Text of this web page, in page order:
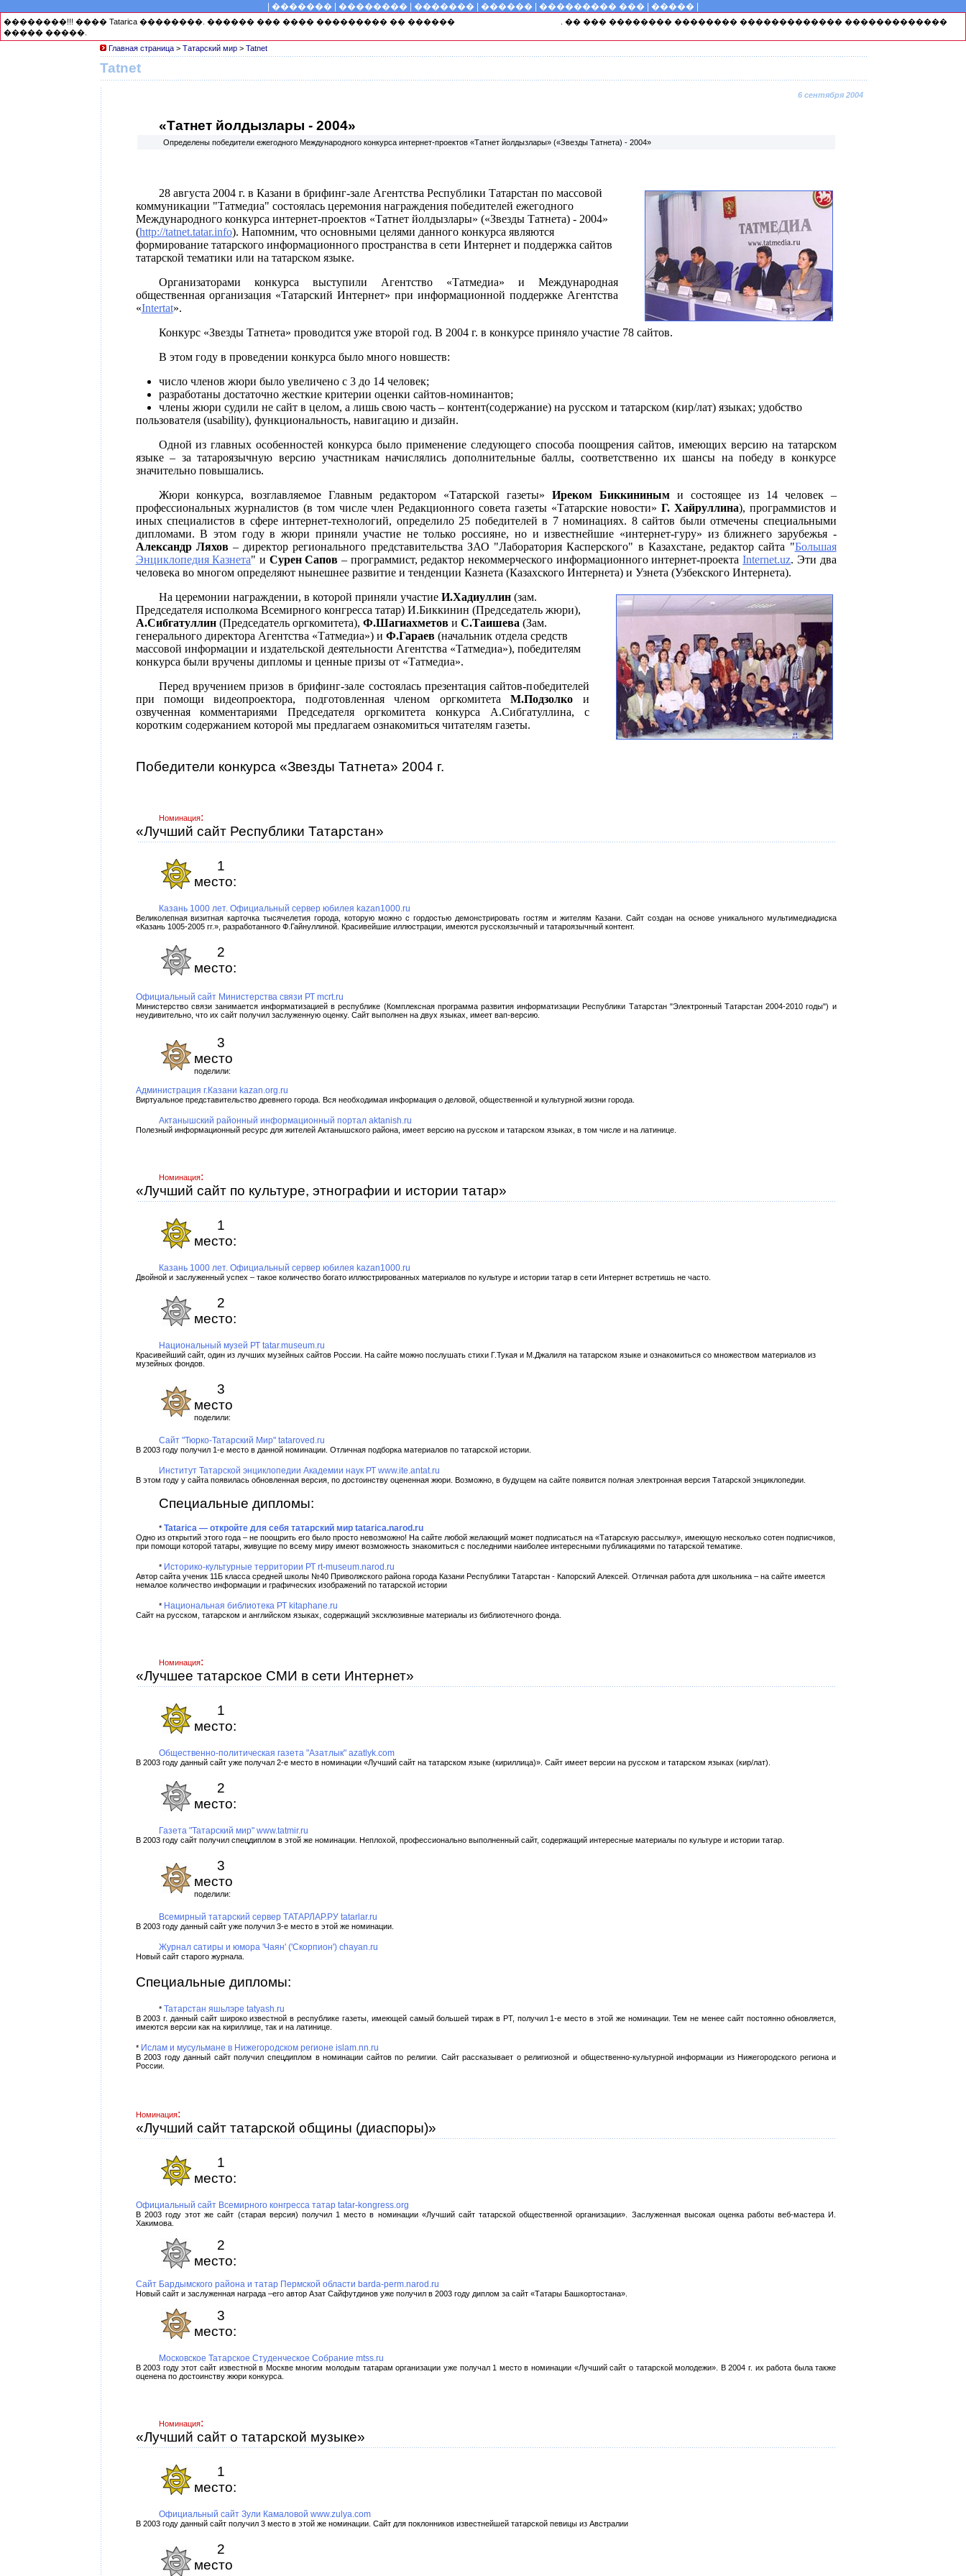
������� �������� ������� ������ ��������� ��� �����
��������!!! ���� Tatarica ��������. ������ ��� ���� ��������� �� ������
. �� ��� �������� �������� ������������� �������������
����� �����.
Главная страница > Татарский мир> Tatnet
Tatnet
6 сентября 2004
«Татнет йолдызлары - 2004»
Определены победители ежегодного Международного конкурса интернет-проектов «Татнет йолдызлары» («Звезды Татнета) - 2004»
28 августа 2004 г. в Казани в брифинг-зале Агентства Республики Татарстан по массовой
коммуникации "Татмедиа" состоялась церемония награждения победителей ежегодного
Международного конкурса интернет-проектов «Татнет йолдызлары» («Звезды Татнета) - 2004»
(http://tatnet.tatar.info). Напомним, что основными целями данного конкурса являются
формирование татарского информационного пространства в сети Интернет и поддержка сайтов
татарской тематики или на татарском языке.
Организаторами конкурса выступили Агентство «Татмедиа» и Международная
общественная организация «Татарский Интернет» при информационной поддержке Агентства
«Intertat».
Конкурс «Звезды Татнета» проводится уже второй год. В 2004 г. в конкурсе приняло участие 78 сайтов.
В этом году в проведении конкурса было много новшеств:
число членов жюри было увеличено с 3 до 14 человек;
разработаны достаточно жесткие критерии оценки сайтов-номинантов;
члены жюри судили не сайт в целом, а лишь свою часть – контент(содержание) на русском и татарском (кир/лат) языках; удобство
пользователя (usability), функциональность, навигацию и дизайн.
Одной из главных особенностей конкурса было применение следующего способа поощрения сайтов, имеющих версию на татарском
языке – за татароязычную версию участникам начислялись дополнительные баллы, соответственно их шансы на победу в конкурсе
значительно повышались.
Жюри конкурса, возглавляемое Главным редактором «Татарской газеты» Иреком Биккиниными состоящее из 14 человек –
профессиональных журналистов (в том числе член Редакционного совета газеты «Татарские новости»Г. Хайруллина), программистов и
иных специалистов в сфере интернет-технологий, определило 25 победителей в 7 номинациях. 8 сайтов были отмечены специальными
дипломами. В этом году в жюри приняли участие не только россияне, но и известнейшие «интернет-гуру» из ближнего зарубежья -
Александр Ляхов– директор регионального представительства ЗАО "Лаборатория Касперского" в Казахстане, редактор сайта "Большая
Энциклопедия Казнета" и Сурен Сапов – программист, редактор некоммерческого информационного интернет-проектаInternet.uz. Эти два
человека во многом определяют нынешнее развитие и тенденции Казнета (Казахского Интернета) и Узнета (Узбекского Интернета).
На церемонии награждении, в которой приняли участие И.Хадиуллин(зам.
Председателя исполкома Всемирного конгресса татар) И.Биккинин (Председатель жюри),
А.Сибгатуллин(Председатель оргкомитета), Ф.Шагиахметови С.Таишева (Зам.
генерального директора Агентства «Татмедиа») и Ф.Гараев (начальник отдела средств
массовой информации и издательской деятельности Агентства «Татмедиа»), победителям
конкурса были вручены дипломы и ценные призы от «Татмедиа».
Перед вручением призов в брифинг-зале состоялась презентация сайтов-победителей
при помощи видеопроектора, подготовленная членом оргкомитетаМ.Подзолко и
озвученная комментариями Председателя оргкомитета конкурса А.Сибгатуллина, с
коротким содержанием которой мы предлагаем ознакомиться читателям газеты.
Победители конкурса «Звезды Татнета» 2004 г.
Номинация:
«Лучший сайт Республики Татарстан»
1
место:
Казань 1000 лет. Официальный сервер юбилея kazan1000.ru
Великолепная визитная карточка тысячелетия города, которую можно с гордостью демонстрировать гостям и жителям Казани. Сайт создан на основе уникального мультимедиадиска
«Казань 1005-2005 гг.», разработанного Ф.Гайнуллиной. Красивейшие иллюстрации, имеются русскоязычный и татароязычный контент.
2
место:
Официальный сайт Министерства связи РТ mcrt.ru
Министерство связи занимается информатизацией в республике (Комплексная программа развития информатизации Республики Татарстан "Электронный Татарстан 2004-2010 годы") и
неудивительно, что их сайт получил заслуженную оценку. Сайт выполнен на двух языках, имеет вап-версию.
3
место
поделили:
Администрация г.Казани kazan.org.ru
Виртуальное представительство древнего города. Вся необходимая информация о деловой, общественной и культурной жизни города.
Актанышский районный информационный портал aktanish.ru
Полезный информационный ресурс для жителей Актанышского района, имеет версию на русском и татарском языках, в том числе и на латинице.
Номинация:
«Лучший сайт по культуре, этнографии и истории татар»
1
место:
Казань 1000 лет. Официальный сервер юбилея kazan1000.ru
Двойной и заслуженный успех – такое количество богато иллюстрированных материалов по культуре и истории татар в сети Интернет встретишь не часто.
2
место:
Национальный музей РТ tatar.museum.ru
Красивейший сайт, один из лучших музейных сайтов России. На сайте можно послушать стихи Г.Тукая и М.Джалиля на татарском языке и ознакомиться со множеством материалов из
музейных фондов.
3
место
поделили:
Сайт "Тюрко-Татарский Мир" tataroved.ru
В 2003 году получил 1-е место в данной номинации. Отличная подборка материалов по татарской истории.
Институт Татарской энциклопедии Академии наук РТ www.ite.antat.ru
В этом году у сайта появилась обновленная версия, по достоинству оцененная жюри. Возможно, в будущем на сайте появится полная электронная версия Татарской энциклопедии.
Специальные дипломы:
* Tatarica — откройте для себя татарский мир tatarica.narod.ru
Одно из открытий этого года – не поощрить его было просто невозможно! На сайте любой желающий может подписаться на «Татарскую рассылку», имеющую несколько сотен подписчиков,
при помощи которой татары, живущие по всему миру имеют возможность знакомиться с последними наиболее интересными публикациями по татарской тематике.
* Историко-культурные территории РТ rt-museum.narod.ru
Автор сайта ученик 11Б класса средней школы №40 Приволжского района города Казани Республики Татарстан - Капорский Алексей. Отличная работа для школьника – на сайте имеется
немалое количество информации и графических изображений по татарской истории
* Национальная библиотека РТ kitaphane.ru
Сайт на русском, татарском и английском языках, содержащий эксклюзивные материалы из библиотечного фонда.
Номинация:
«Лучшее татарское СМИ в сети Интернет»
1
место:
Общественно-политическая газета "Азатлык" azatlyk.com
В 2003 году данный сайт уже получал 2-е место в номинации «Лучший сайт на татарском языке (кириллица)». Сайт имеет версии на русском и татарском языках (кир/лат).
2
место:
Газета "Татарский мир" www.tatmir.ru
В 2003 году сайт получил спецдиплом в этой же номинации. Неплохой, профессионально выполненный сайт, содержащий интересные материалы по культуре и истории татар.
3
место
поделили:
Всемирный татарский сервер ТАТАРЛАР.РУ tatarlar.ru
В 2003 году данный сайт уже получил 3-е место в этой же номинации.
Журнал сатиры и юмора 'Чаян' ('Скорпион') chayan.ru
Новый сайт старого журнала.
Специальные дипломы:
* Татарстан яшьлэре tatyash.ru
В 2003 г. данный сайт широко известной в республике газеты, имеющей самый большей тираж в РТ, получил 1-е место в этой же номинации. Тем не менее сайт постоянно обновляется,
имеются версии как на кириллице, так и на латинице.
* Ислам и мусульмане в Нижегородском регионе islam.nn.ru
В 2003 году данный сайт получил спецдиплом в номинации сайтов по религии. Сайт рассказывает о религиозной и общественно-культурной информации из Нижегородского региона и
России.
Номинация:
«Лучший сайт татарской общины (диаспоры)»
1
место:
Официальный сайт Всемирного конгресса татар tatar-kongress.org
В 2003 году этот же сайт (старая версия) получил 1 место в номинации «Лучший сайт татарской общественной организации». Заслуженная высокая оценка работы веб-мастера И.
Хакимова.
2
место:
Сайт Бардымского района и татар Пермской области barda-perm.narod.ru
Новый сайт и заслуженная награда –его автор Азат Сайфутдинов уже получил в 2003 году диплом за сайт «Татары Башкортостана».
3
место:
Московское Татарское Студенческое Собрание mtss.ru
В 2003 году этот сайт известной в Москве многим молодым татарам организации уже получал 1 место в номинации «Лучший сайт о татарской молодежи». В 2004 г. их работа была также
оценена по достоинству жюри конкурса.
Номинация:
«Лучший сайт о татарской музыке»
1
место:
Официальный сайт Зули Камаловой www.zulya.com
В 2003 году данный сайт получил 3 место в этой же номинации. Сайт для поклонников известнейшей татарской певицы из Австралии
2
место